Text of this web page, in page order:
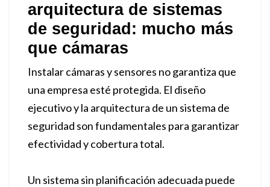
arquitectura de sistemas
de seguridad: mucho más
que cámaras
Instalar cámaras y sensores no garantiza que
una empresa esté protegida. El diseño
ejecutivo y la arquitectura de un sistema de
seguridad son fundamentales para garantizar
efectividad y cobertura total.
Un sistema sin planificación adecuada puede